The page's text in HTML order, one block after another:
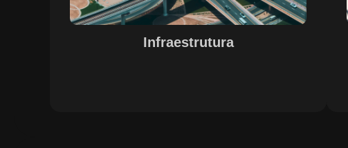
Infraestrutura
permitindo maior eficiência, controle e precisão na
execução das operações.